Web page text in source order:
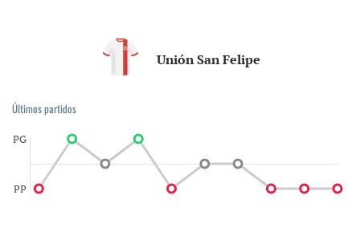
Unión San Felipe
Últimos partidos
PP
PG